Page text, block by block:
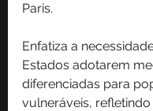
Paris.
Enfatiza a
Estados adotarem
diferenciadas para
vulneráveis,